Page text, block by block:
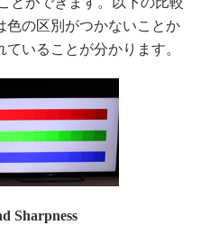
色の区別がつかないことか
いることが分かります。
Sharpness